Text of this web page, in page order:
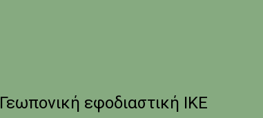
Γεωπονική εφοδιαστική ΙΚΕ